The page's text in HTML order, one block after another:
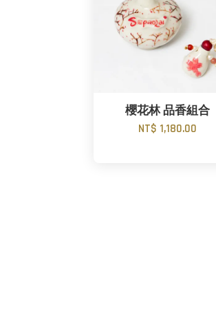
櫻花林 品香組合
NT$ 1,180.00